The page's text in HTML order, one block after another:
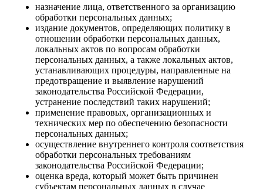
назначение лица, ответственного за организацию
обработки персональных данных;
издание документов, определяющих политику в
отношении обработки персональных данных,
локальных актов по вопросам обработки
персональных данных, а также локальных актов,
устанавливающих процедуры, направленные на
предотвращение и выявление нарушений
законодательства Российской Федерации,
устранение последствий таких нарушений;
применение правовых, организационных и
технических мер по обеспечению безопасности
персональных данных;
осуществление внутреннего контроля соответствия
обработки персональных требованиям
законодательства Российской Федерации;
оценка вреда, который может быть причинен
субъектам персональных данных в случае